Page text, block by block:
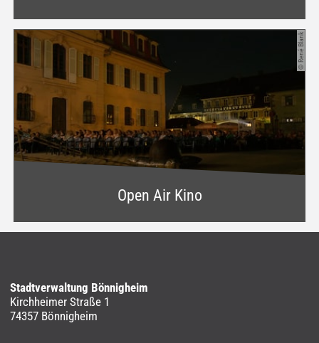
Open Air Kino
© René Blank
Stadtverwaltung Bönnigheim
Kirchheimer Straße 1
74357 Bönnigheim